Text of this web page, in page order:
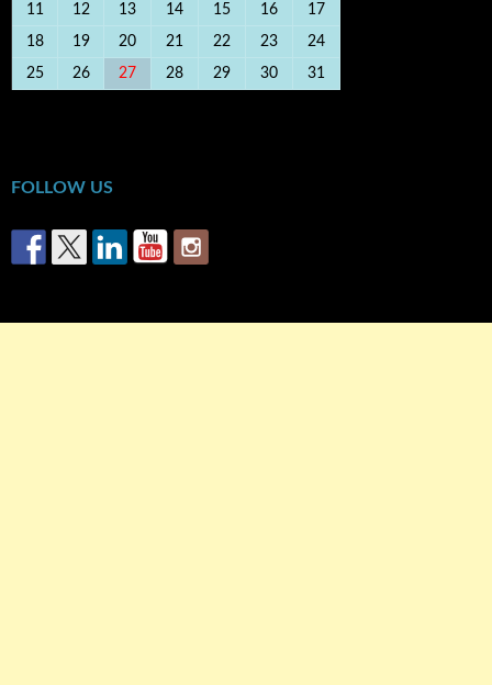
11 12 13 14 15 16 17
18 19 20 21 22 23 24
25 26 27 28 29 30 31
FOLLOW US